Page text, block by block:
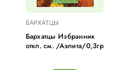
БАРХАТЦЫ
Бархатцы Избранник
откл. см. /Аэлита/0,3гр